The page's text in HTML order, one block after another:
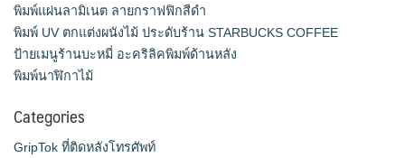
พิมพ์แผ่นลามิเนต ลายกราฟฟิกสีดำ
พิมพ์ UV ตกแต่งผนังไม้ ประดับร้าน STARBUCKS COFFEE
ป้ายเมนูร้านบะหมี่ อะคริลิคพิมพ์ด้านหลัง
พิมพ์นาฬิกาไม้
Categories
GripTok ที่ติดหลังโทรศัพท์